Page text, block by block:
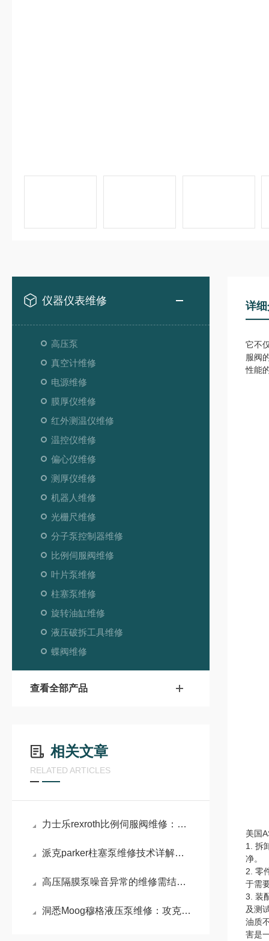
仪器仪表维修
高压泵
真空计维修
电源维修
膜厚仪维修
红外测温仪维修
温控仪维修
偏心仪维修
测厚仪维修
机器人维修
光栅尺维修
分子泵控制器维修
比例伺服阀维修
叶片泵维修
柱塞泵维修
旋转油缸维修
液压破拆工具维修
蝶阀维修
查看全部产品
相关文章
RELATED ARTICLES
力士乐rexroth比例伺服阀维修：比例伺服阀精准控制的液压利器
派克parker柱塞泵维修技术详解：常见故障诊断与维护策略
高压隔膜泵噪音异常的维修需结合其工作原理和常见故障点进行系统排查
洞悉Moog穆格液压泵维修：攻克电液伺服控制的核心难题
详
它不
服阀
性能
美国
1. 拆
净。
2. 零
于需
3. 装
及测
油质
害是